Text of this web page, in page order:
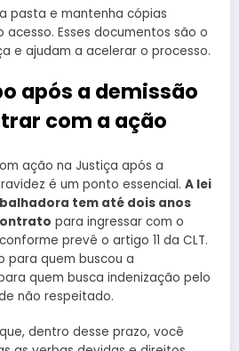
pasta e mantenha cópias
Esses documentos são o
e ajudam a acelerar o processo.
após a demissão
com a ação
ação na Justiça após a
é um ponto essencial. A lei
tem até dois anos
para ingressar com o
prevê o artigo 11 da CLT.
para quem buscou a
quem busca indenização pelo
não respeitado.
dentro desse prazo, você